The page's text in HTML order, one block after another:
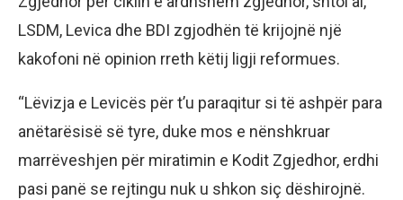
LSDM, Levica dhe BDI zgjodhën të krijojnë një
kakofoni në opinion rreth këtij ligji reformues.
“Lëvizja e Levicës për t’u paraqitur si të ashpër para
anëtarësisë së tyre, duke mos e nënshkruar
marrëveshjen për miratimin e Kodit Zgjedhor, erdhi
pasi panë se rejtingu nuk u shkon siç dëshirojnë.